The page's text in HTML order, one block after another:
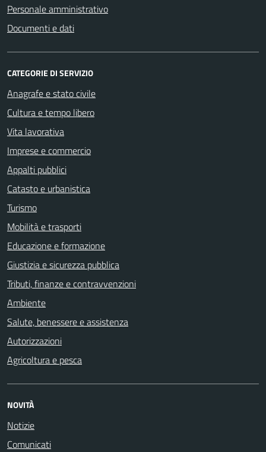
Personale amministrativo
Documenti e dati
CATEGORIE DI SERVIZIO
Anagrafe e stato civile
Cultura e tempo libero
Vita lavorativa
Imprese e commercio
Appalti pubblici
Catasto e urbanistica
Turismo
Mobilità e trasporti
Educazione e formazione
Giustizia e sicurezza pubblica
Tributi, finanze e contravvenzioni
Ambiente
Salute, benessere e assistenza
Autorizzazioni
Agricoltura e pesca
NOVITÀ
Notizie
Comunicati